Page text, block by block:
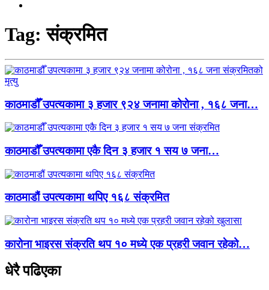
Tag:संक्रमित
काठमाडौँ उपत्यकामा ३ हजार ९२४ जनामा कोरोना , १६८ जना…
काठमाडौँ उपत्यकामा एकै दिन ३ हजार १ सय ७ जना…
काठमाडौं उपत्यकामा थपिए १६८ संक्रमित
कारोना भाइरस संक्रति थप १० मध्ये एक प्रहरी जवान रहेको…
धेरै पढिएका